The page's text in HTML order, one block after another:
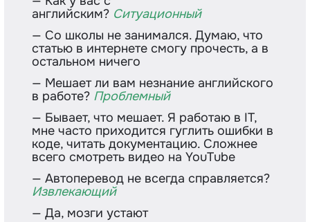
английским? Ситуационный
— Со школы не занимался. Думаю, что
статью в интернете смогу прочесть, а в
остальном ничего
— Мешает ли вам незнание английского
в работе? Проблемный
— Бывает, что мешает. Я работаю в IT,
мне часто приходится гуглить ошибки в
коде, читать документацию. Сложнее
всего смотреть видео на YouTube
— Автоперевод не всегда справляется?
Извлекающий
— Да, мозги устают